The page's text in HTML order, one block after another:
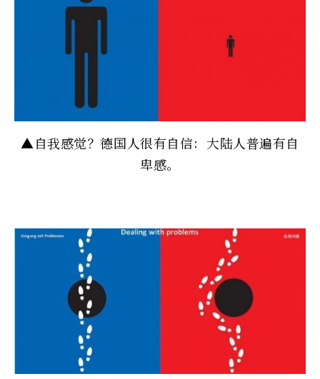
▲自我感觉？德国人很有自信：大陆人普遍有自
卑感。